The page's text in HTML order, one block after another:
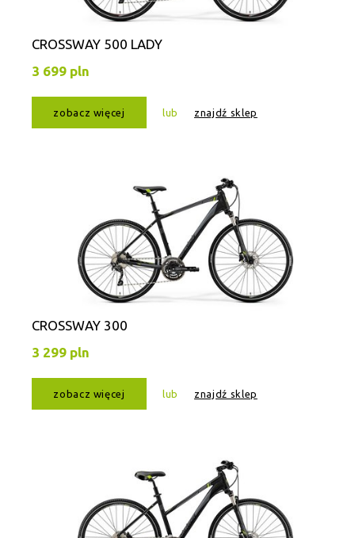
CROSSWAY 500 LADY
3 699 pln
zobacz więcej lub znajdź sklep
CROSSWAY 300
3 299 pln
zobacz więcej lub znajdź sklep